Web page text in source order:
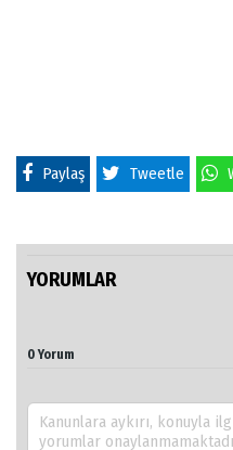
Paylaş Tweetle
YORUMLAR
0 Yorum